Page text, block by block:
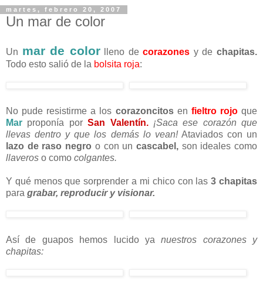
martes, febrero 20, 2007
Un mar de color
Un mar de colorlleno decorazones y dechapitas.
Todo esto salió de la bolsita roja:
No pude resistirme a los corazoncitosen fieltro rojoque
Mar proponía porSan Valentín. ¡Saca ese corazón que
llevas dentro y que los demás lo vean!Ataviados con un
lazo de raso negro o con un cascabel,son ideales como
llaveros o como colgantes.
Y qué menos que sorprender a mi chico con las3 chapitas
para grabar, reproducir y visionar.
Así de guapos hemos lucido yanuestros corazones y
chapitas: